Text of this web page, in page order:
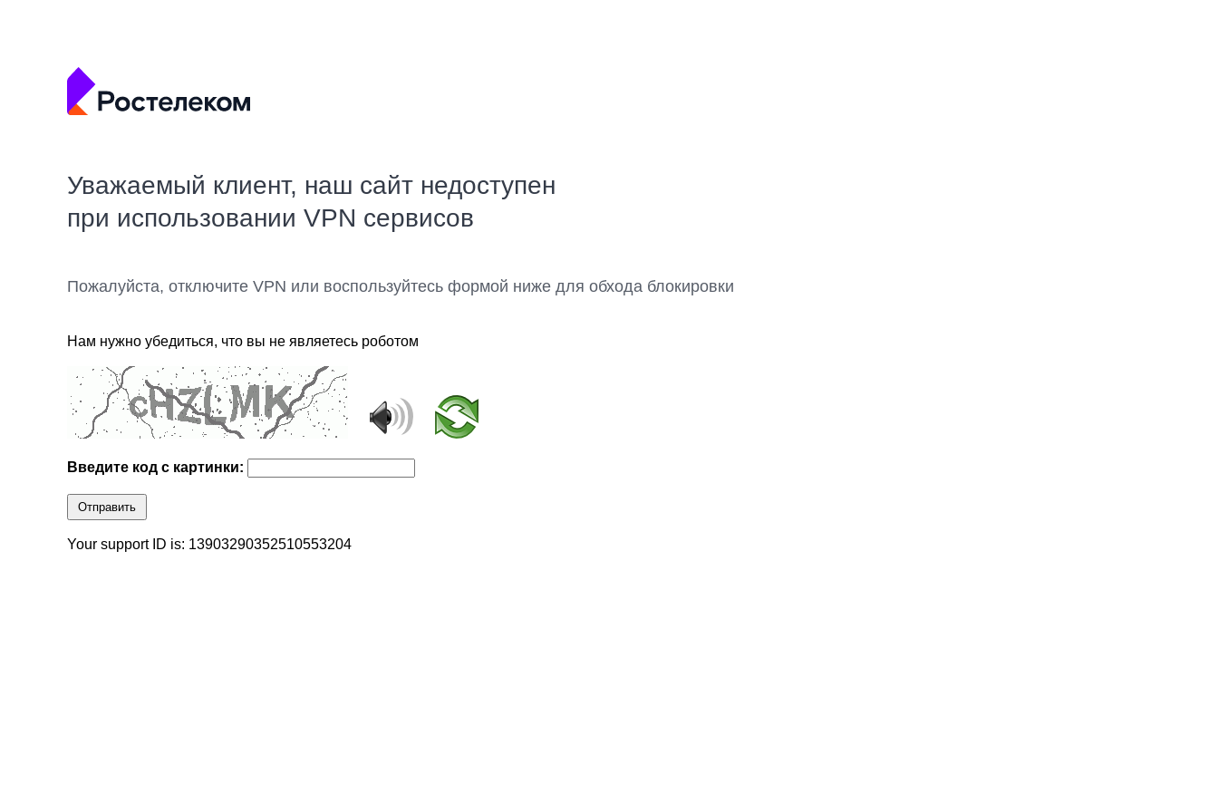
Уважаемый клиент, наш сайт недоступен
при использовании VPN сервисов
Пожалуйста, отключите VPN или воспользуйтесь формой ниже для обхода блокировки
Нам нужно убедиться, что вы не являетесь роботом
Введите код с картинки:
Отправить
Your support ID is: 13903290352510553204